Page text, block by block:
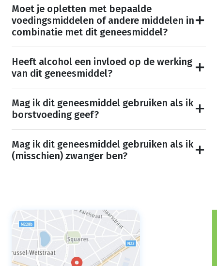
Moet je opletten met bepaalde
voedingsmiddelen of andere middelen in
combinatie met dit geneesmiddel?
Heeft alcohol een invloed op de werking
van dit geneesmiddel?
Mag ik dit geneesmiddel gebruiken als ik
borstvoeding geef?
Mag ik dit geneesmiddel gebruiken als ik
(misschien) zwanger ben?